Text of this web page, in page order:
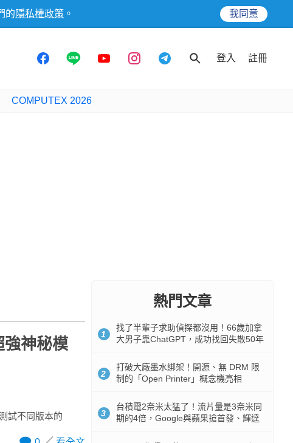
的 隱私權政策 。 我同意
登入 註冊
COMPUTEX 2026
強神秘模
試不同版本的
熱門文章
1
找了半輩子求助偵探都沒用！66歲加拿
大男子靠ChatGPT，成功找回失散50年
2
打破大廠墨水綁架！開源、無 DRM 限
制的「Open Printer」概念機亮相
3
台積電2奈米太猛了！流片量是3奈米同
期的4倍，Google與蘋果搶首發、輝達